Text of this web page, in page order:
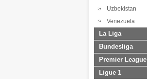
Uzbekistan
Venezuela
La Liga
Bundesliga
Premier League
Ligue 1